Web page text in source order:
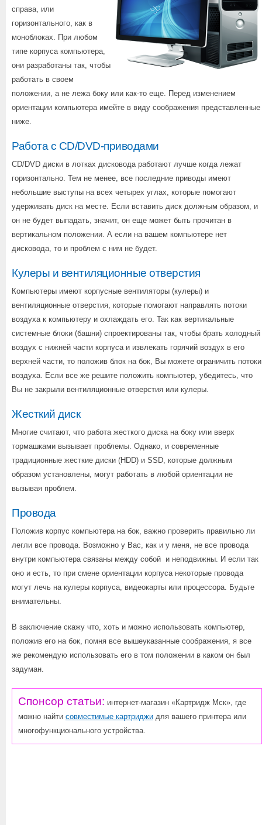
справа, или
горизонтального, как в
моноблоках. При любом
типе корпуса компьютера,
они разработаны так, чтобы
работать в своем
положении, а не лежа боку или как-то еще. Перед изменением
ориентации компьютера имейте в виду соображения представленные
ниже.
Работа с CD/DVD-приводами
CD/DVD диски в лотках дисковода работают лучше когда лежат
горизонтально. Тем не менее, все последние приводы имеют
небольшие выступы на всех четырех углах, которые помогают
удерживать диск на месте. Если вставить диск должным образом, и
он не будет выпадать, значит, он еще может быть прочитан в
вертикальном положении. А если на вашем компьютере нет
дисковода, то и проблем с ним не будет.
Кулеры и вентиляционные отверстия
Компьютеры имеют корпусные вентиляторы (кулеры) и
вентиляционные отверстия, которые помогают направлять потоки
воздуха к компьютеру и охлаждать его. Так как вертикальные
системные блоки (башни) спроектированы так, чтобы брать холодный
воздух с нижней части корпуса и извлекать горячий воздух в его
верхней части, то положив блок на бок, Вы можете ограничить потоки
воздуха. Если все же решите положить компьютер, убедитесь, что
Вы не закрыли вентиляционные отверстия или кулеры.
Жесткий диск
Многие считают, что работа жесткого диска на боку или вверх
тормашками вызывает проблемы. Однако, и современные
традиционные жесткие диски (HDD) и SSD, которые должным
образом установлены, могут работать в любой ориентации не
вызывая проблем.
Провода
Положив корпус компьютера на бок, важно проверить правильно ли
легли все провода. Возможно у Вас, как и у меня, не все провода
внутри компьютера связаны между собой и неподвижны. И если так
оно и есть, то при смене ориентации корпуса некоторые провода
могут лечь на кулеры корпуса, видеокарты или процессора. Будьте
внимательны.
В заключение скажу что, хоть и можно использовать компьютер,
положив его на бок, помня все вышеуказанные соображения, я все
же рекомендую использовать его в том положении в каком он был
задуман.
Спонсор статьи: интернет-магазин «Картридж Мск», где
можно найти совместимые картриджи для вашего принтера или
многофункционального устройства.